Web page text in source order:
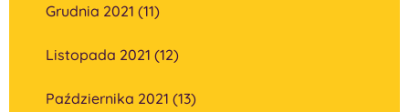
Grudnia 2021 (11)
Listopada 2021 (12)
Października 2021 (13)